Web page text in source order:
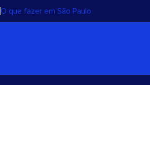
O que fazer em São Paulo